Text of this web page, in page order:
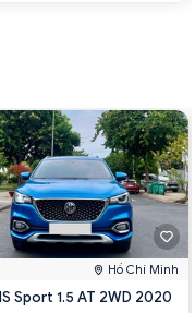
Hồ Chí Minh
Sport 1.5 AT 2WD 2020